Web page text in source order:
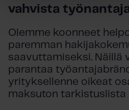
vahvista
Olemme koonneet
paremman
saavuttamiseksi. Näillä
parantaa
yrityksellenne oikeat
maksuton tarkistuslista